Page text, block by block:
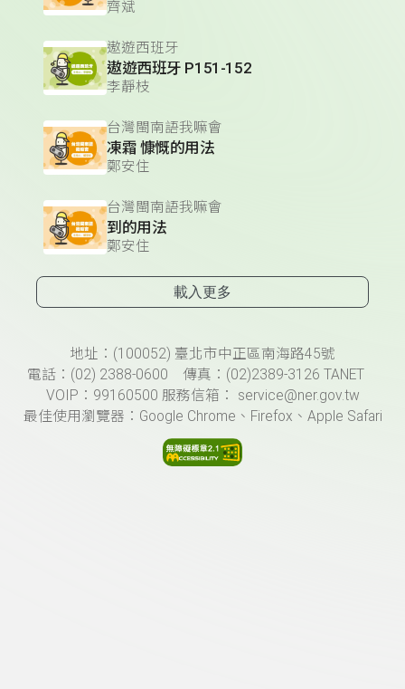
齊斌
遨遊西班牙
遨遊西班牙 P151-152
李靜枝
台灣閩南語我嘛會
凍霜 慷慨的用法
鄭安住
台灣閩南語我嘛會
到的用法
鄭安住
載入更多
頁尾資訊地址：(100052) 臺北市中正區南海路45號
電話：(02) 2388-0600 傳真：(02)2389-3126 TANET
VOIP：99160500 服務信箱： service@ner.gov.tw
最佳使用瀏覽器：Google Chrome、Firefox、Apple Safari